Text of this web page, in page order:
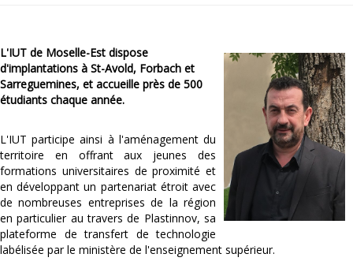
L'IUT de Moselle-Est dispose
d'implantations à St-Avold, Forbach et
Sarreguemines, et accueille près de 500
étudiants chaque année.
L'IUT participe ainsi à l'aménagement du
territoire en offrant aux jeunes des
formations universitaires de proximité et
en développant un partenariat étroit avec
de nombreuses entreprises de la région
en particulier au travers de Plastinnov, sa
plateforme de transfert de technologie
labélisée par le ministère de l'enseignement supérieur.